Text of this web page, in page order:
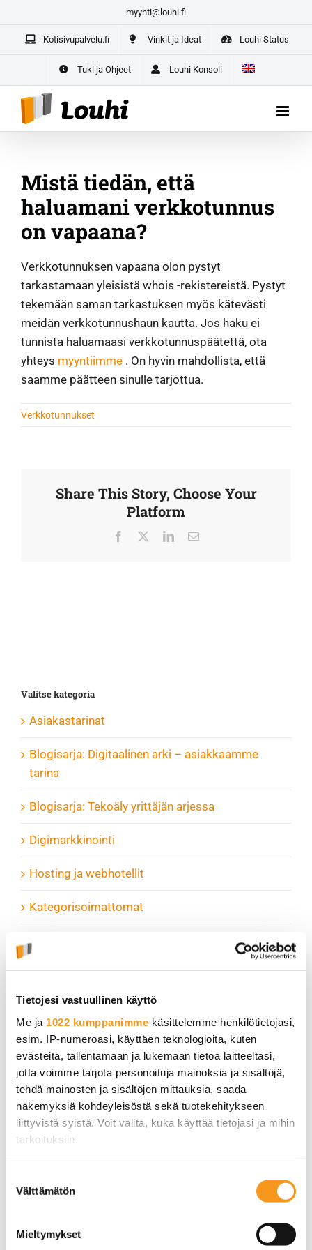
Tietojesi vastuullinen käyttö
Me ja 1022 kumppanimme käsittelemme henkilötietojasi,
esim. IP-numeroasi, käyttäen teknologioita, kuten
evästeitä, tallentamaan ja lukemaan tietoa laitteeltasi,
jotta voimme tarjota personoituja mainoksia ja sisältöjä,
tehdä mainosten ja sisältöjen mittauksia, saada
näkemyksiä kohdeyleisöstä sekä tuotekehitykseen
liittyvistä syistä. Voit valita, kuka käyttää tietojasi ja mihin
tarkoituksiin.
Kerätä tietoja maantieteellisestä sijainnistasi,
ominaispiirteitä aktiivisesti (sormenjäljen
valinta
Välttämätön
Mieltymykset
content
myynti@louhi.fi
Kotisivupalvelu.fi Vinkit ja Ideat Louhi Status
Tuki ja Ohjeet Louhi Konsoli
Mistä tiedän, että
haluamani verkkotunnus
on vapaana?
Verkkotunnuksen vapaana olon pystyt
tarkastamaan yleisistä whois -rekistereistä. Pystyt
tekemään saman tarkastuksen myös kätevästi
meidän verkkotunnushaun kautta. Jos haku ei
tunnista haluamaasi verkkotunnuspäätettä, ota
yhteys myyntiimme . On hyvin mahdollista, että
saamme päätteen sinulle tarjottua.
Verkkotunnukset
Share This Story, Choose Your
Platform
Facebook LinkedInSähköposti
Valitse kategoria
Asiakastarinat
Blogisarja: Digitaalinen arki – asiakkaamme
tarina
Blogisarja: Tekoäly yrittäjän arjessa
Digimarkkinointi
Hosting ja webhotellit
Kategorisoimattomat
Kotisivut ja verkkokaupat
Kumppanit ja jälleenmyyjät
Louhi PRO
Sähköposti ja toimisto-ohjelmistot
Sovellukset
Tekoäly
Tiedotteet ja palveluesittelyt
WordPress
Yrittäjän paketti aloittaville yrittäjille –